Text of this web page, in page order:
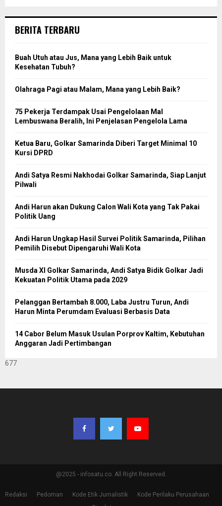
BERITA TERBARU
Buah Utuh atau Jus, Mana yang Lebih Baik untuk
Kesehatan Tubuh?
Olahraga Pagi atau Malam, Mana yang Lebih Baik?
75 Pekerja Terdampak Usai Pengelolaan Mal
Lembuswana Beralih, Ini Penjelasan Pengelola Lama
Ketua Baru, Golkar Samarinda Diberi Target Minimal 10
Kursi DPRD
Andi Satya Resmi Nakhodai Golkar Samarinda, Siap Lanjut
Pilwali
Andi Harun akan Dukung Calon Wali Kota yang Tak Pakai
Politik Uang
Andi Harun Ungkap Hasil Survei Politik Samarinda, Pilihan
Pemilih Disebut Dipengaruhi Wali Kota
Musda XI Golkar Samarinda, Andi Satya Bidik Golkar Jadi
Kekuatan Politik Utama pada 2029
Pelanggan Bertambah 8.000, Laba Justru Turun, Andi
Harun Minta Perumdam Evaluasi Berbasis Data
14 Cabor Belum Masuk Usulan Porprov Kaltim, Kebutuhan
Anggaran Jadi Pertimbangan
677
@2025 - infosatu.co. All Right Reserved.
Redaksi Pedoman Kode Etik Jurnalistik
Kode Perilaku Perusahaan